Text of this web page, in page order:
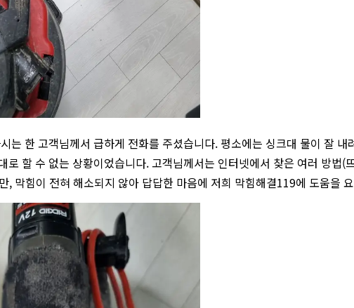
는 한 고객님께서 급하게 전화를 주셨습니다. 평소에는 싱크대 물이 잘
로 할 수 없는 상황이었습니다. 고객님께서는 인터넷에서 찾은 여러 방법(
, 막힘이 전혀 해소되지 않아 답답한 마음에 저희 막힘해결119에 도움을